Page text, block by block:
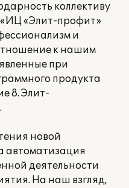
коллективу
«Элит-профит»
и
к нашим
при
продукта
8. Элит-
новой
автоматизация
деятельности
На наш взгляд,